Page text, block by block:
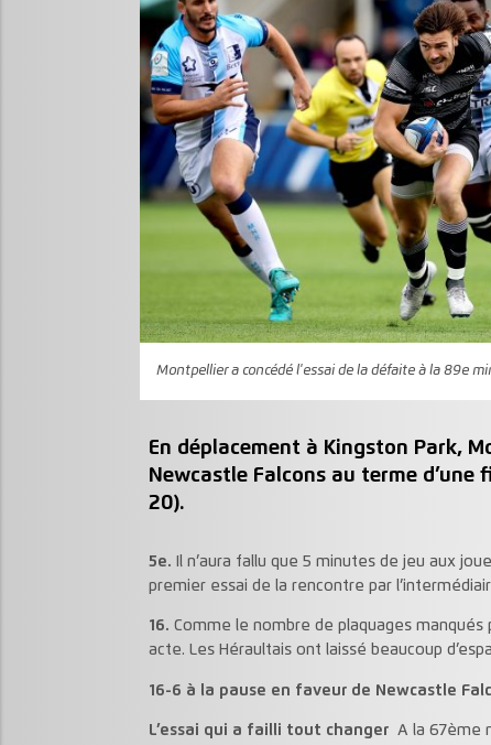
Montpellier a concédé l'essai de la défaite à la 89e
En déplacement à Kingston Park,
Newcastle Falcons au terme
20).
5e. Il n’aura fallu que 5 minutes de jeu aux
premier essai de la rencontre par
16. Comme le nombre de plaquages
acte. Les Héraultais ont laissé beaucoup
16-6 à la pause en faveur de Newcastle
L’essai qui a failli tout changer A la 67ème